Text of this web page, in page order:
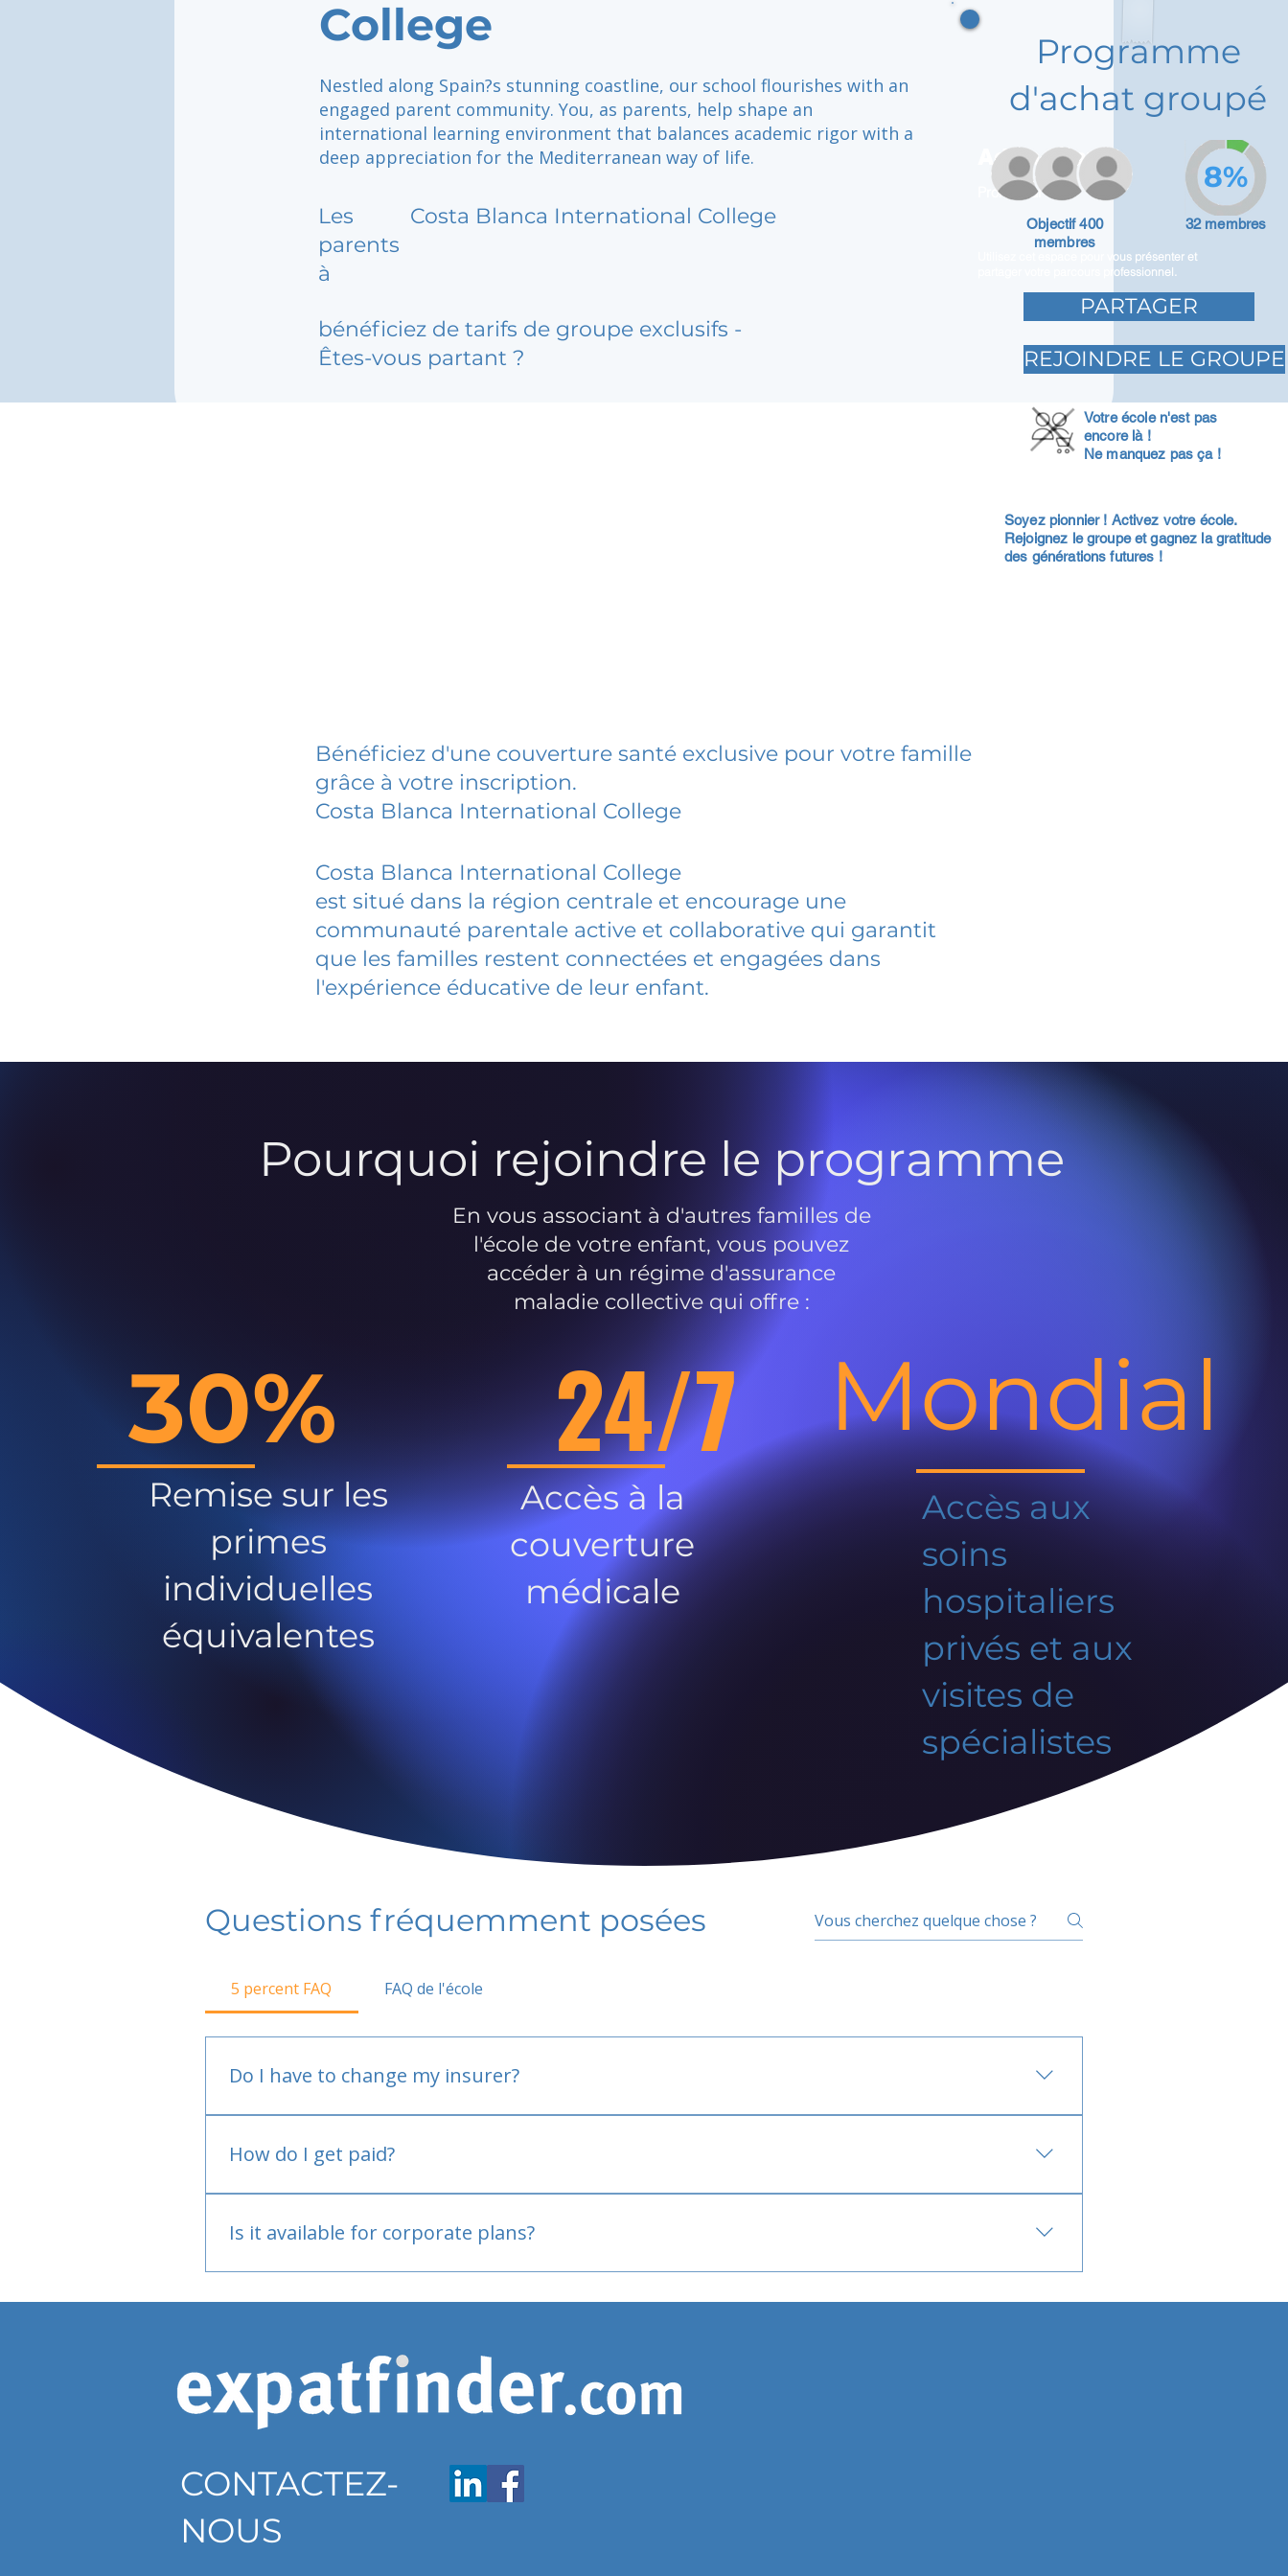
College
Nestled along Spain?s stunning coastline, our school flourishes with an
engaged parent community. You, as parents, help shape an
international learning environment that balances academic rigor with a
deep appreciation for the Mediterranean way of life.
Les
parents
à
Costa Blanca International College
bénéficiez de tarifs de groupe exclusifs -
Êtes-vous partant ?
Adam Caar
Promoteur
Utilisez cet espace pour vous présenter et
partager votre parcours professionnel.
Programme
d'achat groupé
Objectif 400
membres
32 membres
8%
PARTAGER
REJOINDRE LE GROUPE
Votre école n'est pas
encore là !
Ne manquez pas ça !
Soyez pionnier ! Activez votre école.
Rejoignez le groupe et gagnez la gratitude
des générations futures !
Bénéficiez d'une couverture santé exclusive pour votre famille
grâce à votre inscription.
Costa Blanca International College
Costa Blanca International College
est situé dans la région centrale et encourage une
communauté parentale active et collaborative qui garantit
que les familles restent connectées et engagées dans
l'expérience éducative de leur enfant.
Pourquoi rejoindre le programme
En vous associant à d'autres familles de
l'école de votre enfant, vous pouvez
accéder à un régime d'assurance
maladie collective qui offre :
30%
Remise sur les
primes
individuelles
équivalentes
24/7
Accès à la
couverture
médicale
Mondial
Accès aux
soins
hospitaliers
privés et aux
visites de
spécialistes
Questions fréquemment posées
5 percent FAQ FAQ de l'école
Do I have to change my insurer?
How do I get paid?
Is it available for corporate plans?
CONTACTEZ-
NOUS